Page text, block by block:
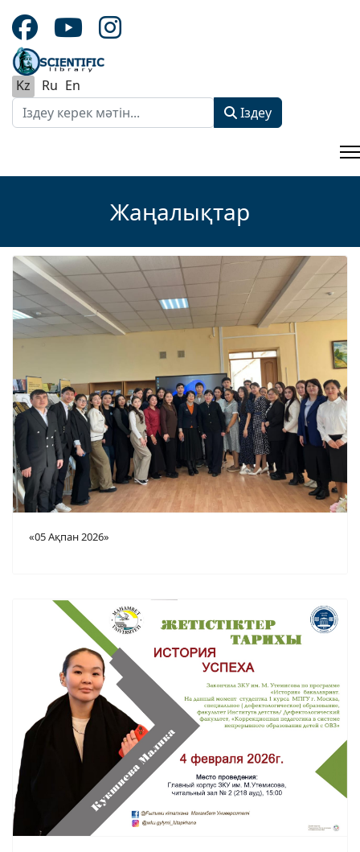
Kz Ru En
Іздеу
Іздеу
Жаңалықтар
«05 Ақпан 2026»